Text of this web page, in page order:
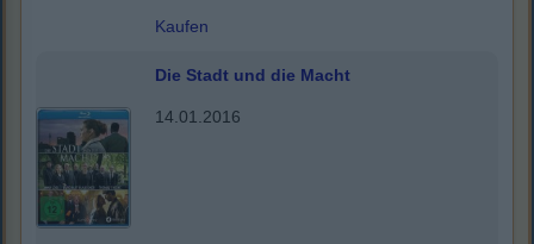
Kaufen
Die Stadt und die Macht
14.01.2016